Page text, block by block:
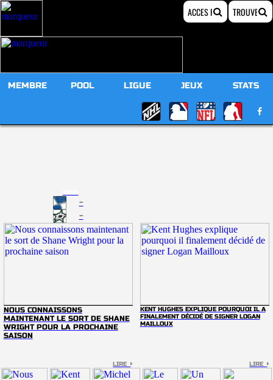
MEMBRE POOL LIGUE JEUX STATS
-
-
NOUS CONNAISSONS
MAINTENANT LE SORT DE SHANE
WRIGHT POUR LA PROCHAINE
SAISON
LIRE
KENT HUGHES EXPLIQUE POURQUOI IL A
FINALEMENT DÉCIDÉ DE SIGNER LOGAN
MAILLOUX
LIRE